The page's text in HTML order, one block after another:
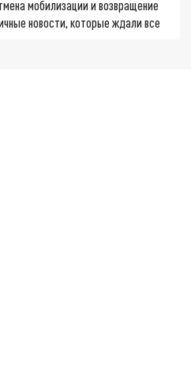
мобилизации и возвращение
новости, которые ждали все